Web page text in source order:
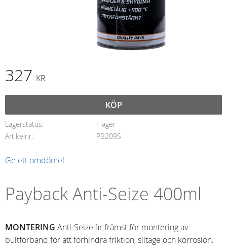
327 KR
KÖP
Lagerstatus
I lager
Artikelnr
PB209S
Ge ett omdöme!
Payback Anti-Seize 400ml
MONTERING Anti-Seize är främst för montering av
bultförband för att förhindra friktion, slitage och korrosion.